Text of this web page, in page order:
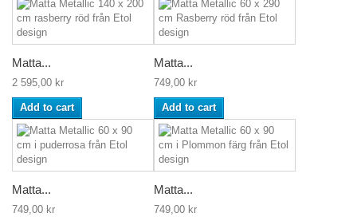
Matta...
2 595,00 kr
Add to cart
Matta...
749,00 kr
Add to cart
Matta...
749,00 kr
Matta...
749,00 kr